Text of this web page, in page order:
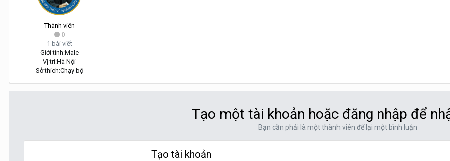
Thành viên
0
1 bài viết
Giới tính:Male
Vị trí:Hà Nội
Sở thích:Chạy bộ
Tạo một tài khoản hoặc đăng nhập để
Bạn cần phải là một thành viên để lại một bình luận
Tạo tài khoản